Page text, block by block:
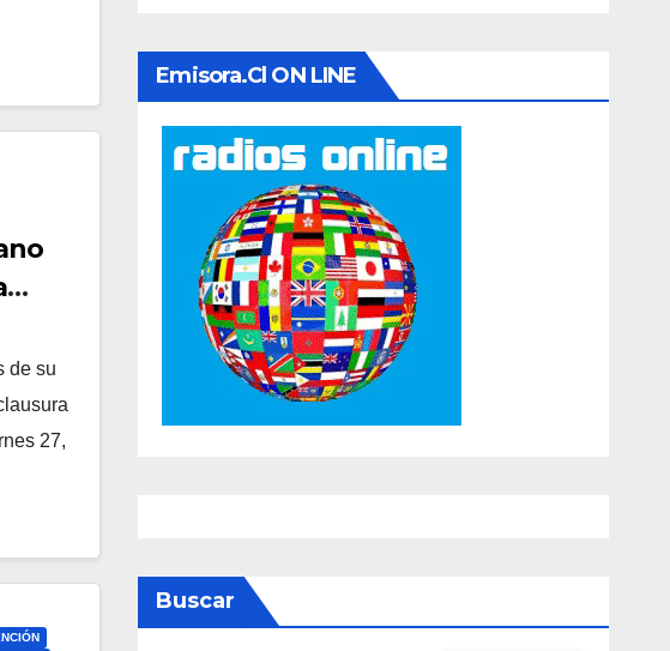
de su
27,
Emisora.cl ON LINE
Buscar